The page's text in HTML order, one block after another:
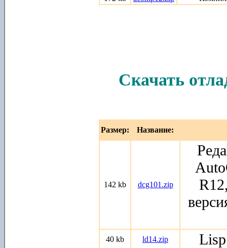
Скачать
Размер: Название:
142 kb dcg101.zip
40 kb ld14.zip